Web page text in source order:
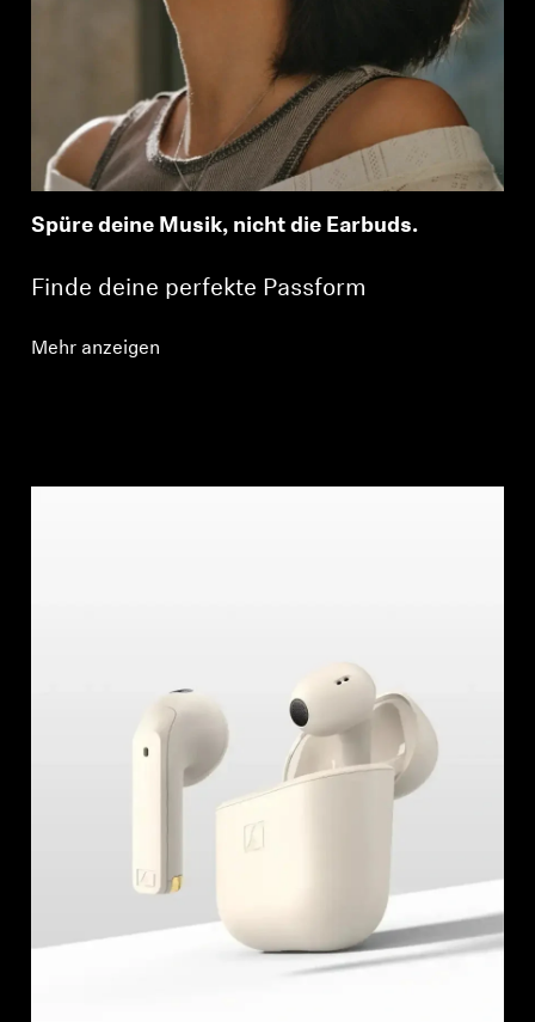
Spüre deine Musik, nicht die Earbuds.
Finde deine perfekte Passform
Mehr anzeigen